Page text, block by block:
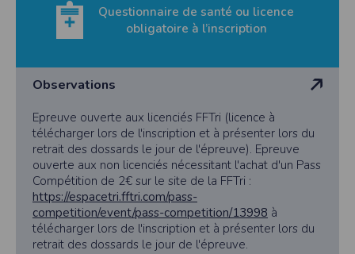
Questionnaire de santé ou licence
obligatoire à l’inscription
Observations
Epreuve ouverte aux licenciés FFTri (licence à
télécharger lors de l'inscription et à présenter lors du
retrait des dossards le jour de l'épreuve). Epreuve
ouverte aux non licenciés nécessitant l'achat d'un Pass
Compétition de 2€ sur le site de la FFTri :
https://espacetri.fftri.com/pass-
competition/event/pass-competition/13998 à
télécharger lors de l'inscription et à présenter lors du
retrait des dossards le jour de l'épreuve.